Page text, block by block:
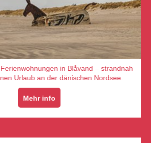
in Blåvand – strandnah
Urlaub an der dänischen Nordsee.
Mehr info